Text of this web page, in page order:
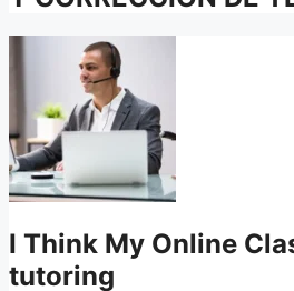
I Think My Online
tutoring